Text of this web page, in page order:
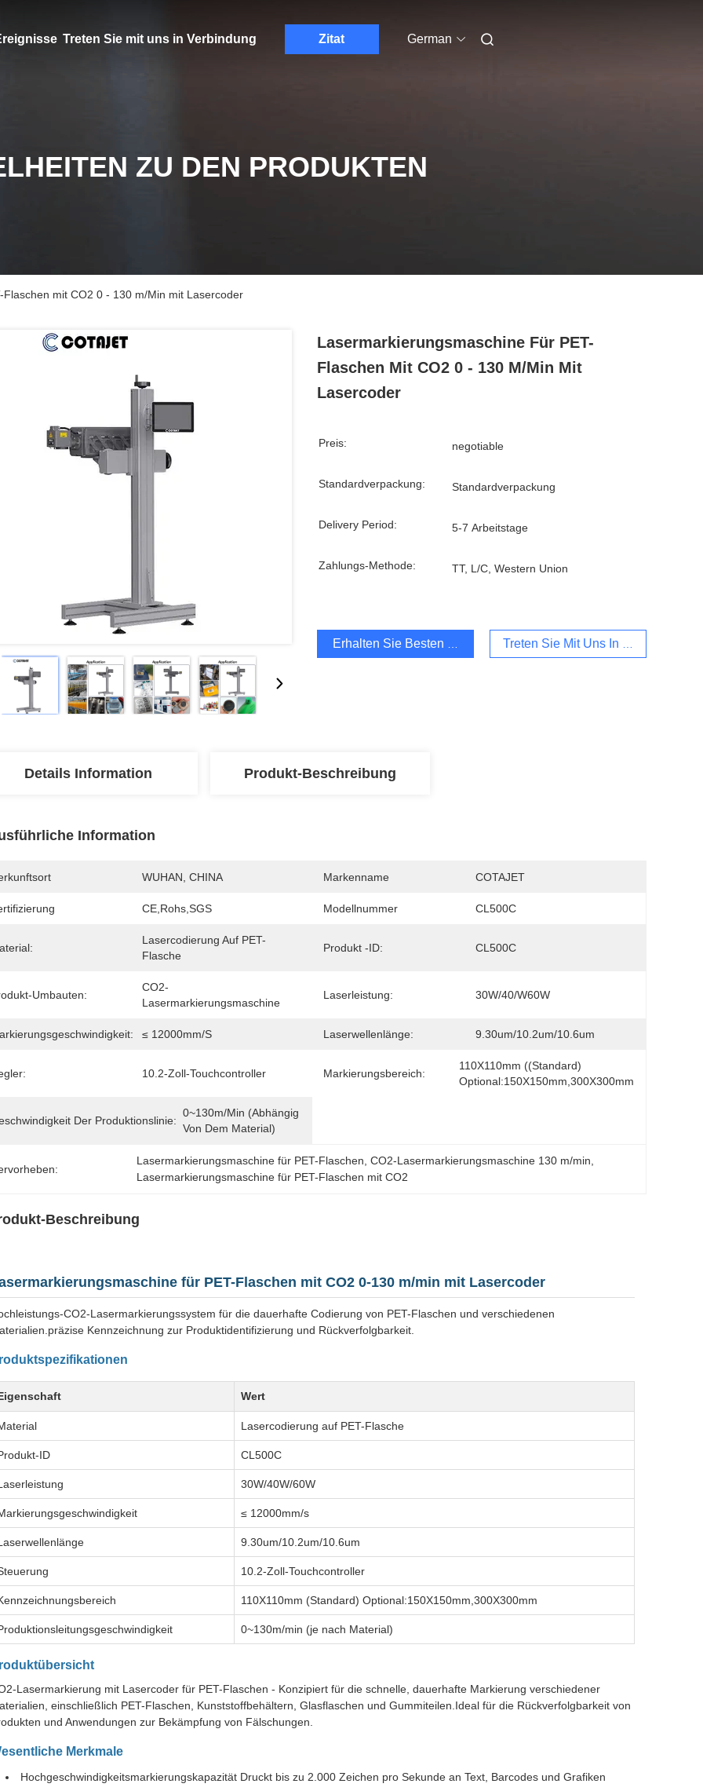
Treten Sie mit uns in Verbindung Zitat German
ZU DEN PRODUKTEN
mit CO2 0 - 130 m/Min mit Lasercoder
Lasermarkierungsmaschine Für PET-
Flaschen Mit CO2 0 - 130 M/Min Mit
Lasercoder
Preis: negotiable
Standardverpackung: Standardverpackung
Delivery Period: 5-7 Arbeitstage
Zahlungs-Methode: TT, L/C, Western Union
Erhalten Sie Besten Preis Treten Sie Mit Uns In Verbindung
Details Information Produkt-Beschreibung
Information
WUHAN, CHINA Markenname COTAJET
CE,Rohs,SGS Modellnummer CL500C
Lasercodierung Auf PET-
Flasche
Produkt -ID: CL500C
Umbauten:
CO2-
Lasermarkierungsmaschine
Laserleistung: 30W/40/W60W
≤ 12000mm/s Laserwellenlänge: 9.30um/10.2um/10.6um
10.2-Zoll-Touchcontroller Markierungsbereich:
110X110mm ((Standard)
Optional:150X150mm,300X300mm
Der Produktionslinie:
0~130m/min (abhängig
Von Dem Material)
Lasermarkierungsmaschine für PET-Flaschen , CO2-Lasermarkierungsmaschine 130 m/min
Lasermarkierungsmaschine für PET-Flaschen mit CO2
Beschreibung
für PET-Flaschen mit CO2 0-130 m/min mit Lasercoder
CO2-Lasermarkierungssystem für die dauerhafte Codierung von PET-Flaschen und verschiedenen
Kennzeichnung zur Produktidentifizierung und Rückverfolgbarkeit.
Wert
Lasercodierung auf PET-Flasche
ID CL500C
30W/40W/60W
≤ 12000mm/s
9.30um/10.2um/10.6um
10.2-Zoll-Touchcontroller
110X110mm (Standard) Optional:150X150mm,300X300mm
0~130m/min (je nach Material)
Lasermarkierung mit Lasercoder für PET-Flaschen - Konzipiert für die schnelle, dauerhafte Markierung verschiedener
einschließlich PET-Flaschen, Kunststoffbehältern, Glasflaschen und Gummiteilen.Ideal für die Rückverfolgbarkeit von
und Anwendungen zur Bekämpfung von Fälschungen.
Merkmale
Hochgeschwindigkeitsmarkierungskapazität Druckt bis zu 2.000 Zeichen pro Sekunde an Text, Barcodes und Grafiken